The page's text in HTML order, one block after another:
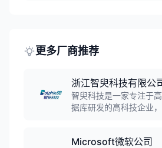
权领域。
更多厂商推荐
浙江智臾科技有限公
智臾科技是一家专注于
据库研发的高科技企业
供海量数据处理一站式
Microsoft微软公司